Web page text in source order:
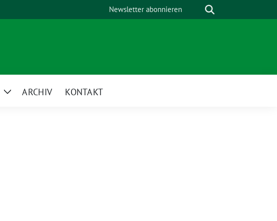
Newsletter abonnieren Suche
ZeigeARCHIV KONTAKT